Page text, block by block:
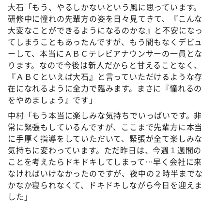
大石「もう、やるしかないという風に思っています。
研修中に憧れの先輩方の姿を日々見てきて、『こんな
大変なことができるようになるのかな』と不安になっ
てしまうこともあったんですが、もう間もなくデビュ
ーして、本当にＡＢＣテレビアナウンサーの一員とな
ります。なので今後は新人だからと甘えることなく、
『ＡＢＣといえば大石』と言っていただけるような存
在になれるように全力で臨みます。まさに『憧れるの
をやめましょう』です」
中村「もう本当に楽しみな気持ちでいっぱいです。非
常に緊張もしているんですが、ここまで先輩方に本当
に手厚く指導をしていただいて、緊張が全て楽しみな
気持ちに変わっています。ただ昨日は、今週１週間の
ことを考えたらドキドキしてしまって…早く会社に来
なければいけなかったのですが、夜中の２時半までな
かなか寝られなくて、ドキドキしながら今日を迎えま
した」